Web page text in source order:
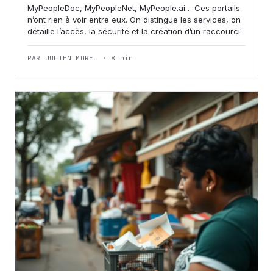
MyPeopleDoc, MyPeopleNet, MyPeople.ai… Ces portails
n’ont rien à voir entre eux. On distingue les services, on
détaille l’accès, la sécurité et la création d’un raccourci.
PAR JULIEN MOREL · 8 min